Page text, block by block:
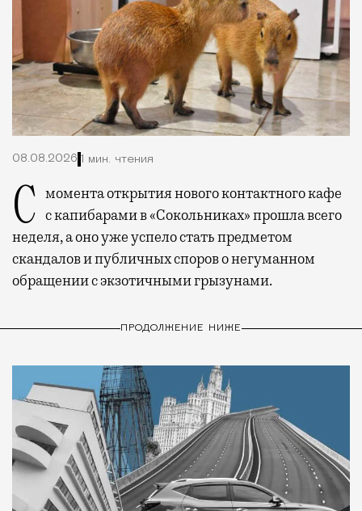
08.08.2026 1 мин. чтения
С момента открытия нового контактного кафе с капибарами в «Сокольниках» прошла всего
неделя, а оно уже успело стать предметом
скандалов и публичных споров о негуманном
обращении с экзотичными грызунами.
ПРОДОЛЖЕНИЕ НИЖЕ